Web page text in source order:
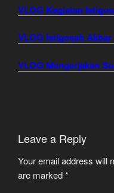
VLOG Kegiatan
VLOG Istigosah
VLOG Mengerjakan
Leave a Reply
Your email address will
are marked*